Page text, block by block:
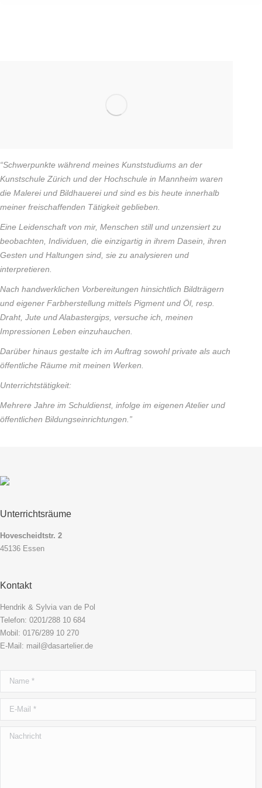
“Schwerpunkte während meines Kunststudiums an der
Kunstschule Zürich und der Hochschule in Mannheim waren
die Malerei und Bildhauerei und sind es bis heute innerhalb
meiner freischaffenden Tätigkeit geblieben.
Eine Leidenschaft von mir, Menschen still und unzensiert zu
beobachten, Individuen, die einzigartig in ihrem Dasein, ihren
Gesten und Haltungen sind, sie zu analysieren und
interpretieren.
Nach handwerklichen Vorbereitungen hinsichtlich Bildträgern
und eigener Farbherstellung mittels Pigment und Öl, resp.
Draht, Jute und Alabastergips, versuche ich, meinen
Impressionen Leben einzuhauchen.
Darüber hinaus gestalte ich im Auftrag sowohl private als auch
öffentliche Räume mit meinen Werken.
Unterrichtstätigkeit:
Mehrere Jahre im Schuldienst, infolge im eigenen Atelier und
öffentlichen Bildungseinrichtungen.”
Unterrichtsräume
Hovescheidtstr. 2
45136 Essen
Kontakt
Hendrik & Sylvia van de Pol
Telefon: 0201/288 10 684
Mobil: 0176/289 10 270
E-Mail: mail@dasartelier.de
Name *
E-Mail *
Nachricht